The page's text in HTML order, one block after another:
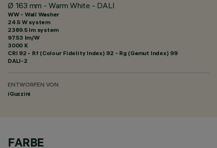
Ø 163 mm - Warm White - DALI
WW - Wall Washer
24.5 W system
2389.5 lm system
97.53 lm/W
3000 K
CRI 92 - Rf (Colour Fidelity Index) 92 - Rg (Gamut Index) 99
DALI-2
ENTWORFEN VON
iGuzzini
FARBE